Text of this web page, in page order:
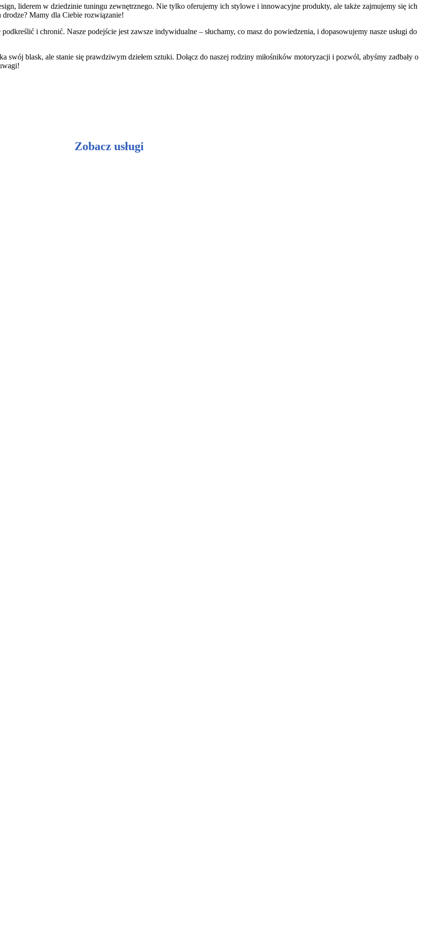
liderem w dziedzinie tuningu zewnętrznego. Nie tylko oferujemy ich stylowe i innowacyjne produkty, ale także zajmujemy się ich
drodze? Mamy dla Ciebie rozwiązanie!
i chronić. Nasze podejście jest zawsze indywidualne – słuchamy, co masz do powiedzenia, i dopasowujemy nasze usługi do
swój blask, ale stanie się prawdziwym dziełem sztuki. Dołącz do naszej rodziny miłośników motoryzacji i pozwól, abyśmy zadbały o
Zobacz usługi